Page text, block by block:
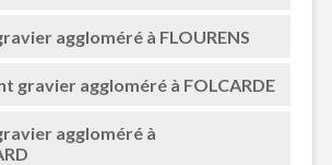
aggloméré à FLOURENS
gravier aggloméré à FOLCARDE
aggloméré à